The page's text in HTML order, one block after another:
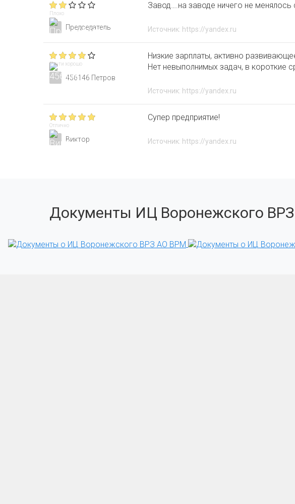
Плохо
Председатель
Завод….на заводе ничего не
Источник: https://yandex.ru
Почти хорошо
456146 Петров
Низкие зарплаты, активно
Нет невыполнимых задач, в короткие
Источник: https://yandex.ru
Отлично
Виктор
Супер предприятие!
Источник: https://yandex.ru
Документы ИЦ Воронежского